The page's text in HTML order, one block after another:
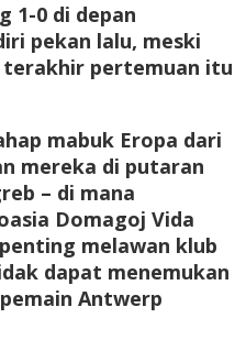
1-0 di depan
pekan lalu, meski
terakhir pertemuan itu
mabuk Eropa dari
mereka di putaran
– di mana
Domagoj Vida
melawan klub
dapat menemukan
Antwerp